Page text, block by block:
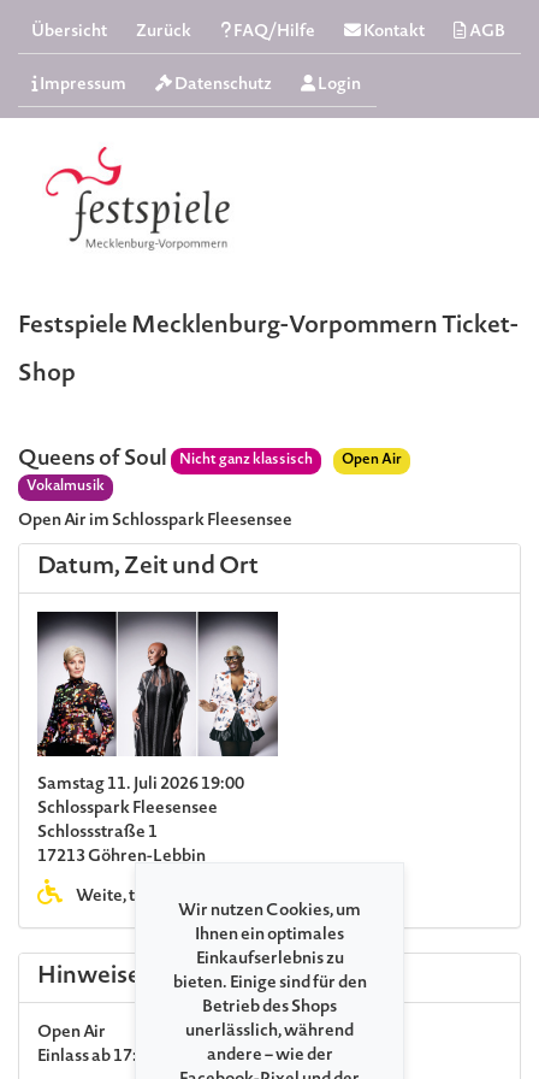
Übersicht Zurück FAQ/Hilfe Kontakt AGB
Impressum Datenschutz Login
Festspiele Mecklenburg-Vorpommern Ticket-
Shop
Queens of Soul Nicht ganz klassisch
Open Air
Vokalmusik
Open Air im Schlosspark Fleesensee
Datum, Zeit und Ort
Samstag 11. Juli 2026 19:00
Schlosspark Fleesensee
Schlossstraße 1
17213 Göhren-Lebbin
Weite, teils unbefestigte Wege
Hinweise
Open Air
Einlass ab 17:00 Uhr
Wir nutzen Cookies, um
Ihnen ein optimales
Einkaufserlebnis zu
bieten. Einige sind für den
Betrieb des Shops
unerlässlich, während
andere – wie der